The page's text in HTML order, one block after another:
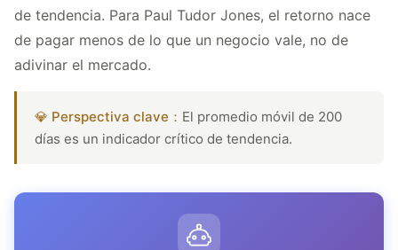
de tendencia. Para Paul Tudor Jones, el retorno nace
de pagar menos de lo que un negocio vale, no de
adivinar el mercado.
💎 Perspectiva clave： El promedio móvil de 200
días es un indicador crítico de tendencia.